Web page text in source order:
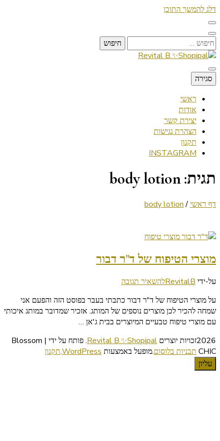
דלג להמשך התוכן
חיפוש:
Revital B.✨Shopipal
Lifestyle ✦ Beauty ✦ Vegan ✦ Travel
סגירה
ראשי
אודות
יצירת קשר
הצהרת נגישות
תקנון
INSTAGRAM
תגית: body lotion
דף ראשי/
body lotion
מוצרי הטיפוח של ד"ר דבור
על-ידי RevitalBלהשאיר תגובהבנושא
הטיפוח
של
ד"ר
דבור
על מוצרי הטיפוח של ד"ר דבור כתבתי בעבר בפוסט הזה והפעם אני
שמחה להכיר לכן מוצרים נוספים של המותג. אזכיר שמדובר במותג איכותי
עם מוצרי טיפוח טבעיים המיוצרים בבית ג'אן …
2026זכויות יוצרים
Revital B.✨Shopipal
.
פותח על ידי | Blossom
CHIC תבניות בלוסום.מופעל באמצעות WordPress
.תקנון
עליון